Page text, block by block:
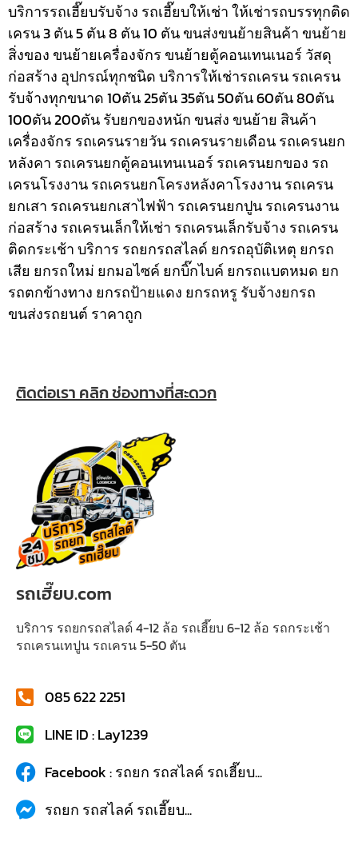
บริการรถเฮี๊ยบรับจ้าง รถเฮี๊ยบให้เช่า ให้เช่ารถบรรทุกติด
เครน 3 ตัน 5 ตัน 8 ตัน 10 ตัน ขนส่งขนย้ายสินค้า ขนย้าย
สิ่งของ ขนย้ายเครื่องจักร ขนย้ายตู้คอนเทนเนอร์ วัสดุ
ก่อสร้าง อุปกรณ์ทุกชนิดบริการให้เช่ารถเครน รถเครน
รับจ้างทุกขนาด 10ตัน 25ตัน 35ตัน 50ตัน 60ตัน 80ตัน
100ตัน 200ตัน รับยกของหนัก ขนส่ง ขนย้าย สินค้า
เครื่องจักร รถเครนรายวัน รถเครนรายเดือน รถเครนยก
หลังคา รถเครนยกตู้คอนเทนเนอร์ รถเครนยกของ รถ
เครนโรงงาน รถเครนยกโครงหลังคาโรงงาน รถเครน
ยกเสา รถเครนยกเสาไฟฟ้า รถเครนยกปูน รถเครนงาน
ก่อสร้าง รถเครนเล็กให้เช่า รถเครนเล็กรับจ้าง รถเครน
ติดกระเช้าบริการ รถยกรถสไลด์ ยกรถอุบัติเหตุ ยกรถ
เสีย ยกรถใหม่ ยกมอไซค์ ยกบิ๊กไบค์ ยกรถแบตหมด ยก
รถตกข้างทาง ยกรถป้ายแดง ยกรถหรู รับจ้างยกรถ
ขนส่งรถยนต์ ราคาถูก
ติดต่อเรา คลิก ช่องทางที่สะดวก
รถเฮี๊ยบ.com
บริการ รถยกรถสไลด์ 4-12 ล้อ รถเฮี๊ยบ 6-12 ล้อ รถกระเช้า
รถเครนเทปูน รถเครน 5-50 ตัน
085 622 2251
LINE ID : Lay1239
Facebook : รถยก รถสไลค์ รถเฮี๊ยบ...
รถยก รถสไลค์ รถเฮี๊ยบ...